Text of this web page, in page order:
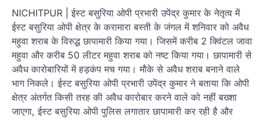
NICHITPUR | ईस्ट बसुरिया ओपी प्रभारी उपेंद्र कुमार के नेतृत्व में
ईस्ट बसुरिया ओपी क्षेत्र के करामारा बस्ती के जंगल में शनिवार को अवैध
महुवा शराब के विरुद्ध छापामारी किया गया। जिसमें करीब 2 क्विंटल जावा
महुवा और करीब 50 लीटर महुवा शराब को नष्ट किया गया। छापामारी से
अवैध कारोबारियों में हड़कंप मच गया। मौके से अवैध शराब बनाने वाले
भाग निकले। ईस्ट बसुरिया ओपी प्रभारी उपेंद्र कुमार ने बताया कि ओपी
क्षेत्र अंतर्गत किसी तरह की अवैध कारोबार करने वाले को नहीं बख्शा
जाएगा, ईस्ट बसुरिया ओपी पुलिस लगातार छापामारी कर रही है और